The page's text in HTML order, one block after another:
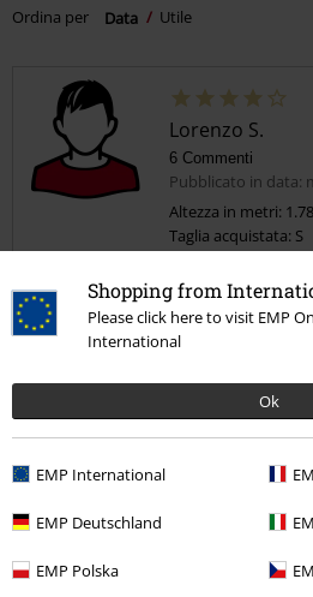
Shopping from
Please click here to visit EMP
International
Ok
EMP International
EMP Deutschland
EMP Polska
Ordina per
Data Utile
Lorenzo S.
6 Commenti
Pubblicato in data:
Altezza in metri: 1.78
Taglia acquistata: S
Tessuto e stampa ottimi
La vestibilità del prodotto è "loose",
Vestibilità
Larghezza